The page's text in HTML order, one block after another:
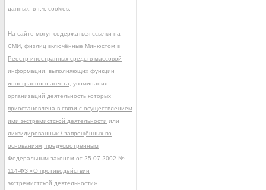
данных, в т.ч. cookies.
На сайте могут содержаться ссылки на
СМИ, физлиц включённые Минюстом в
Реестр иностранных средств массовой
информации, выполняющих функции
иностранного агента , упоминания
организаций деятельность которых
приостановлена в связи с осуществлением
ими экстремистской деятельности или
ликвидированных / запрещённых по
основаниям, предусмотренным
Федеральным законом от 25.07.2002 №
114-ФЗ «О противодействии
экстремистской деятельности»